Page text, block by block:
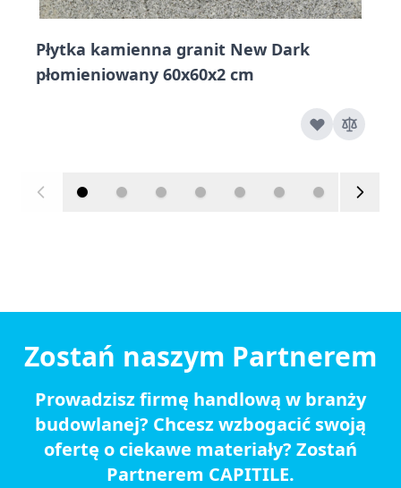
Płytka kamienna granit New Dark
płomieniowany 60x60x2 cm
Zostań naszym Partnerem
Prowadzisz firmę handlową w branży
budowlanej? Chcesz wzbogacić swoją
ofertę o ciekawe materiały? Zostań
Partnerem CAPITILE.